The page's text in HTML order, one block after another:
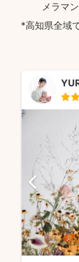
メラマ
*高知県全域